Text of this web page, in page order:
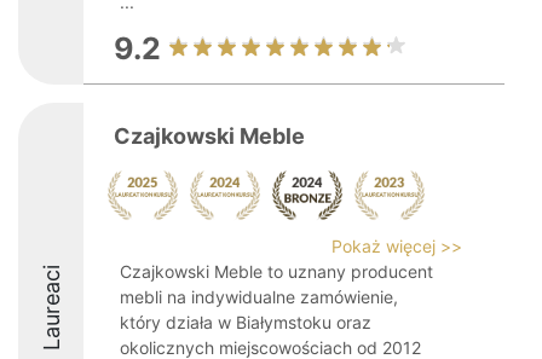
9.2
Laureaci
Czajkowski Meble
Pokaż więcej >>
Czajkowski Meble to uznany producent
mebli na indywidualne zamówienie,
który działa w Białymstoku oraz
okolicznych miejscowościach od 2012